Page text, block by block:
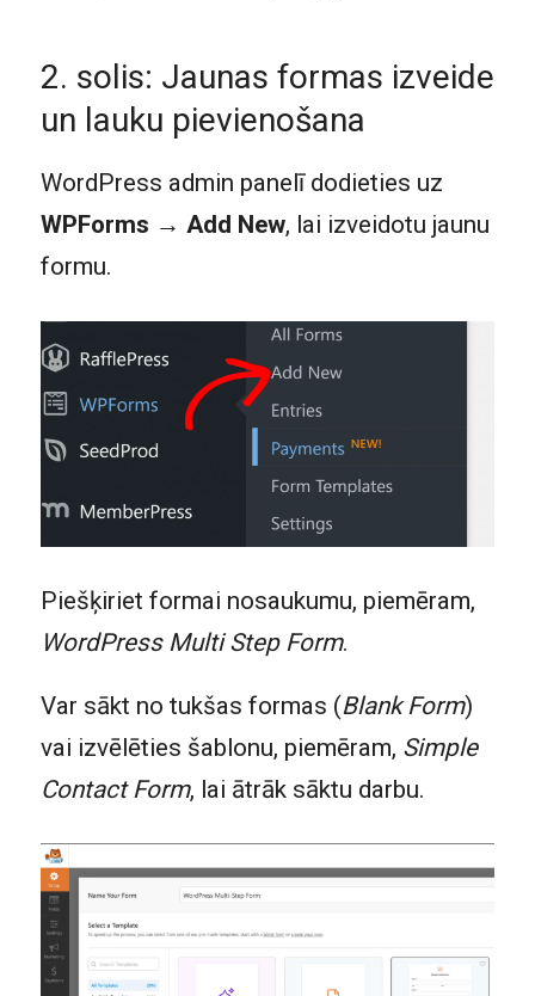
2. solis: Jaunas formas izveide
un lauku pievienošana
WordPress admin panelī dodieties uz
WPForms → Add New, lai izveidotu jaunu
formu.
Piešķiriet formai nosaukumu, piemēram,
WordPress Multi Step Form.
Var sākt no tukšas formas (Blank Form)
vai izvēlēties šablonu, piemēram, Simple
Contact Form, lai ātrāk sāktu darbu.